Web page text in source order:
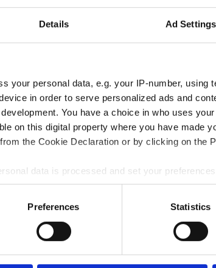
Details Ad Settings
your personal data, e.g. your IP-number, using
in order to serve personalized ads and
You have a choice in who uses
on this digital property where you have made
the Cookie Declaration or by clicking on the
data is processed and set your
site with our social media, advertising and
to them or that they’ve collected from your
Preferences Statistics
vinsten under 2025.
intäkten och lönsamheten och